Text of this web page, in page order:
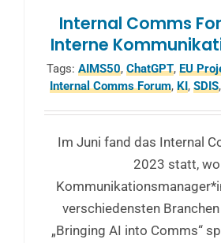
Internal Comms
Interne
Tags: AIMS50, ChatGPT, EU
Internal Comms Forum, KI, SDIS,
Im Juni fand das Internal
2023 statt, wo
verschiedensten
„Bringing AI into Comms“